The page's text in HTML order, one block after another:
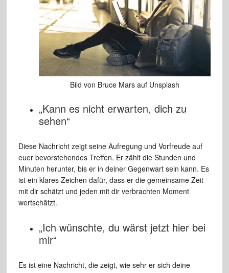
Bild von Bruce Mars auf Unsplash
„Kann es nicht erwarten, dich zu
sehen“
Diese Nachricht zeigt seine Aufregung und Vorfreude auf
euer bevorstehendes Treffen. Er zählt die Stunden und
Minuten herunter, bis er in deiner Gegenwart sein kann. Es
ist ein klares Zeichen dafür, dass er die gemeinsame Zeit
mit dir schätzt und jeden mit dir verbrachten Moment
wertschätzt.
„Ich wünschte, du wärst jetzt hier bei
mir“
Es ist eine Nachricht, die zeigt, wie sehr er sich deine